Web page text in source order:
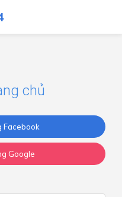
chủ
Facebook
Google